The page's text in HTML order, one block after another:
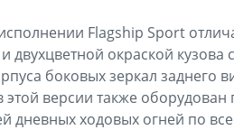
Flagship Sport
двухцветной окраской
боковых зеркал заднего
версии также оборудован
дневных ходовых огней по